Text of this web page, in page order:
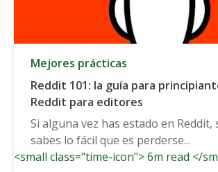
Mejores prácticas
Reddit 101: la guía para
Reddit para editores
Si alguna vez has estado en Reddit,
sabes lo fácil que es perderse...
<small class="time-icon"> 6m read </